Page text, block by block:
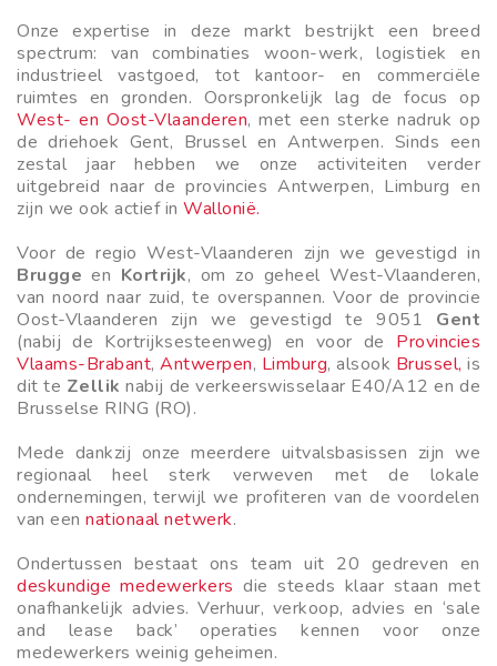
Onze expertise
in deze markt bestrijkt een breed
spectrum: van combinaties woon-werk, logistiek en
industrieel vastgoed, tot kantoor- en commerciële
ruimtes en gronden. Oorspronkelijk lag de focus op
West- en Oost-Vlaanderen, met een sterke nadruk op
de driehoek Gent, Brussel en Antwerpen. Sinds een
zestal jaar hebben we onze activiteiten verder
uitgebreid naar de provincies Antwerpen, Limburg en
zijn we ook actief in Wallonië.
Voor de regio West-Vlaanderen zijn we gevestigd in
Brugge en Kortrijk, om zo geheel West-Vlaanderen,
van noord naar zuid, te overspannen. Voor de provincie
Oost-Vlaanderen zijn we gevestigd te 9051 Gent
(nabij de Kortrijksesteenweg) en voor de Provincies
Vlaams-Brabant, Antwerpen, Limburg, alsook Brussel, is
dit te Zellik nabij de verkeerswisselaar E40/A12 en de
Brusselse RING (RO).
Mede dankzij onze meerdere uitvalsbasissen zijn we
regionaal heel sterk verweven met de lokale
ondernemingen, terwijl we profiteren van de voordelen
van een nationaal netwerk.
Ondertussen bestaat ons team uit 20 gedreven en
deskundige medewerkers die steeds klaar staan met
onafhankelijk advies. Verhuur, verkoop, advies en ‘sale
and lease back’ operaties kennen voor onze
medewerkers weinig geheimen.